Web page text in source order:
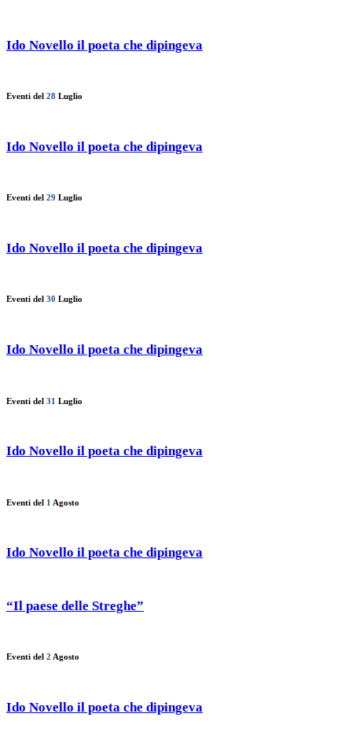
Ido Novello il poeta che dipingeva
Eventi del 28 Luglio
Ido Novello il poeta che dipingeva
Eventi del 29 Luglio
Ido Novello il poeta che dipingeva
Eventi del 30 Luglio
Ido Novello il poeta che dipingeva
Eventi del 31 Luglio
Ido Novello il poeta che dipingeva
Eventi del 1 Agosto
Ido Novello il poeta che dipingeva
“Il paese delle Streghe”
Eventi del 2 Agosto
Ido Novello il poeta che dipingeva